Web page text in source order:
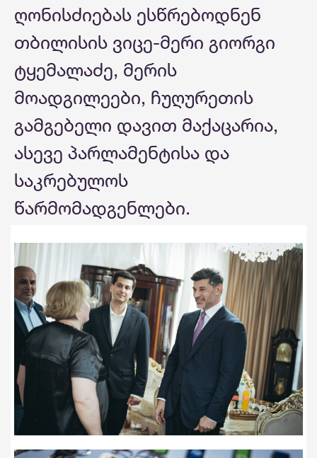
ღონისძიებას ესწრებოდნენ
თბილისის ვიცე-მერი გიორგი
ტყემალაძე, მერის
მოადგილეები, ჩუღურეთის
გამგებელი დავით მაქაცარია,
ასევე პარლამენტისა და
საკრებულოს
წარმომადგენლები.